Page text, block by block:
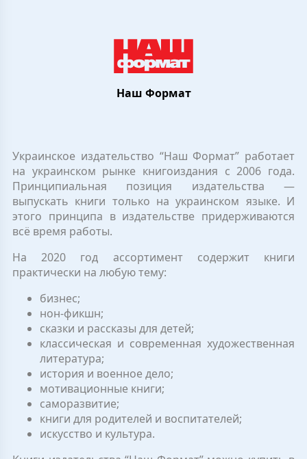
Наш Формат
Украинское издательство “Наш Формат” работает
на украинском рынке книгоиздания с 2006 года.
Принципиальная позиция издательства —
выпускать книги только на украинском языке. И
этого принципа в издательстве придерживаются
всё время работы.
На 2020 год ассортимент содержит книги
практически на любую тему:
бизнес;
нон-фикшн;
сказки и рассказы для детей;
классическая и современная художественная
литература;
история и военное дело;
мотивационные книги;
саморазвитие;
книги для родителей и воспитателей;
искусство и культура.